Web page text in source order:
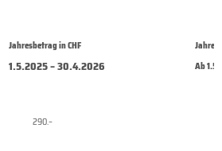
Jahresbetrag in CHF
1.5.2025 – 30.4.2026
Ab
290.–